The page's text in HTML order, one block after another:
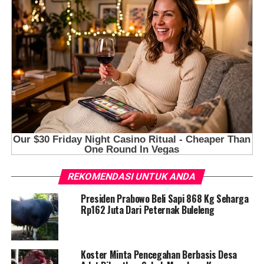
REKOMENDASI UNTUK ANDA
Presiden Prabowo Beli Sapi 868 Kg Seharga
Rp162 Juta Dari Peternak Buleleng
Koster Minta Pencegahan Berbasis Desa